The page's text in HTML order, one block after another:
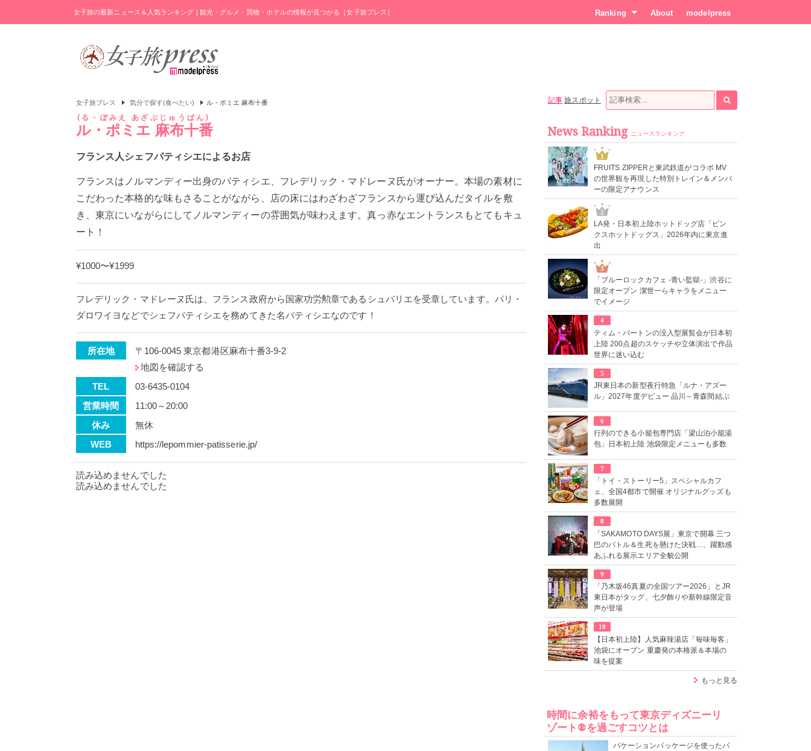
女子旅の最新ニュース＆人気ランキング | 観光・グルメ・買物・ホテルの情報が見つかる［女子旅プレス］ Ranking About modelpress
女子旅プレス 気分で探す(食べたい) ル・ポミエ 麻布十番
ル・ポミエ 麻布十番
る・ぽみえ あざぶじゅうばん
フランス人シェフパティシエによるお店
フランスはノルマンディー出身のパティシエ、フレデリック・マドレーヌ氏がオーナー。本場の素材に
こだわった本格的な味もさることがながら、店の床にはわざわざフランスから運び込んだタイルを敷
き、東京にいながらにしてノルマンディーの雰囲気が味わえます。真っ赤なエントランスもとてもキュ
ート！
¥1000〜¥1999
フレデリック・マドレーヌ氏は、フランス政府から国家功労勲章であるシュバリエを受章しています。パリ・
ダロワイヨなどでシェフパティシエを務めてきた名パティシエなのです！
所在地
〒106-0045 東京都港区麻布十番3-9-2
地図を確認する
TEL
03-6435-0104
営業時間
11:00～20:00
休み
無休
WEB
https://lepommier-patisserie.jp/
読み込めませんでした
読み込めませんでした
記事 旅スポット
News Ranking ニュースランキング
1
FRUITS ZIPPERと東武鉄道がコラボ MV
の世界観を再現した特別トレイン＆メンバ
ーの限定アナウンス
2
LA発・日本初上陸ホットドッグ店「ピン
クスホットドッグス」2026年内に東京進
出
3
「ブルーロックカフェ -青い監獄-」渋谷に
限定オープン 潔世一らキャラをメニュー
でイメージ
4
ティム・バートンの没入型展覧会が日本初
上陸 200点超のスケッチや立体演出で作品
世界に迷い込む
5
JR東日本の新型夜行特急「ルナ・アズー
ル」2027年度デビュー 品川～青森間結ぶ
6
行列のできる小籠包専門店「梁山泊小籠湯
包」日本初上陸 池袋限定メニューも多数
7
「トイ・ストーリー5」スペシャルカフ
ェ、全国4都市で開催 オリジナルグッズも
多数展開
8
「SAKAMOTO DAYS展」東京で開幕 三つ
巴のバトル＆生死を懸けた決戦…、躍動感
あふれる展示エリア全貌公開
9
「乃木坂46真夏の全国ツアー2026」とJR
東日本がタッグ、七夕飾りや新幹線限定音
声が登場
10
【日本初上陸】人気麻辣湯店「毎味毎客」
池袋にオープン 重慶発の本格派＆本場の
味を提案
もっと見る
時間に余裕をもって東京ディズニーリ
ゾート®を過ごすコツとは
バケーションパッケージを使ったパ